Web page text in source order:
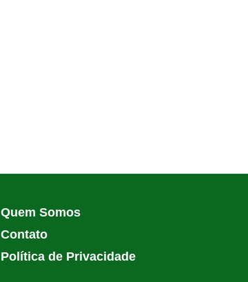
Quem Somos
Contato
Política de Privacidade